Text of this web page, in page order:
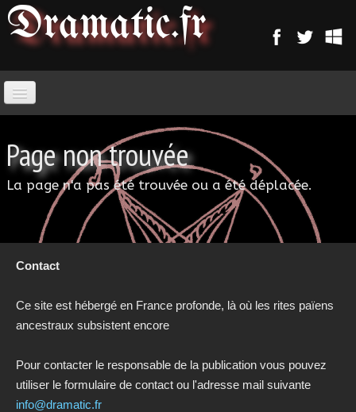
Dramatic.fr
PARANORMAL
MAGIE
ESOTÉRISME
Page non trouvée
La page n'a pas été trouvée ou a été déplacée.
Contact
Ce site est hébergé en France profonde, là où les rites païens
ancestraux subsistent encore
Pour contacter le responsable de la publication vous pouvez
utiliser le formulaire de contact ou l'adresse mail suivante
info@dramatic.fr